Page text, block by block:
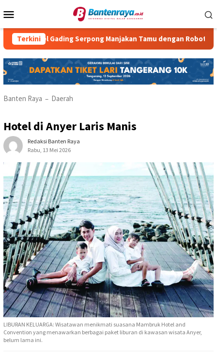
ke
Mobile
Terkini
Gading Serpong Manjakan Tamu dengan Robot Waiter
Banten Raya – Daerah
Hotel di Anyer Laris Manis
Redaksi Banten Raya
Rabu, 13 Mei 2026
LIBURAN KELUARGA: Wisatawan menikmati suasana Mambruk Hotel and
Convention yang menawarkan berbagai paket liburan di kawasan wisata Anyer,
belum lama ini.